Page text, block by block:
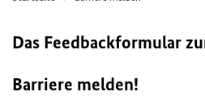
Das Feedbackformular
Barriere melden!